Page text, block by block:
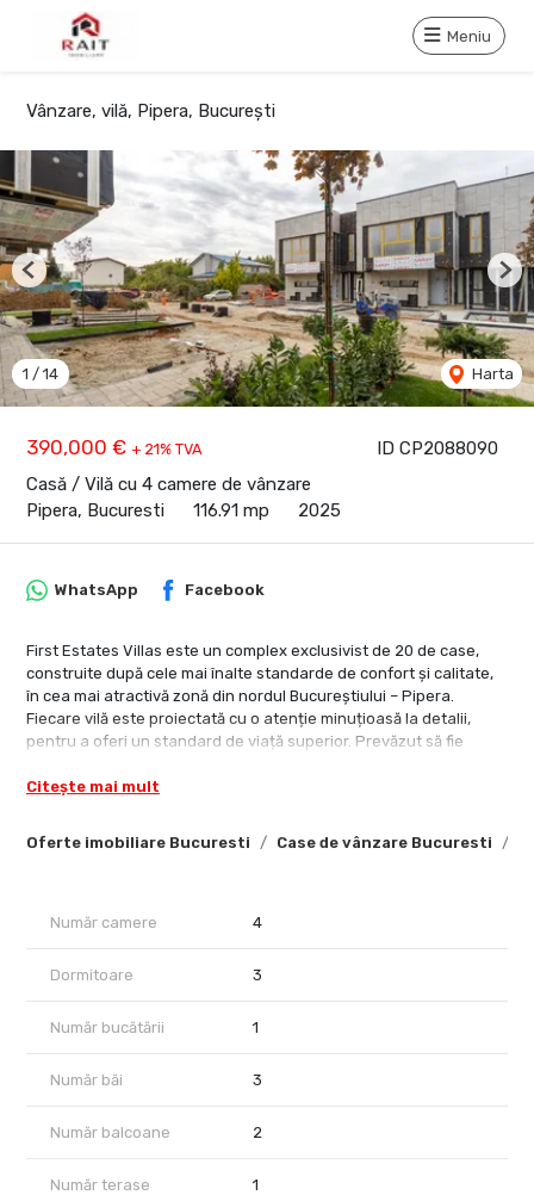
Meniu
Vânzare, vilă, Pipera, București
ID CP2088090
390,000 € + 21% TVA
Casă / Vilă cu 4 camere de vânzare
Pipera, Bucuresti
116.91 mp 2025
1 / 14 Harta
Previous
Oferte imobiliare Bucuresti Case de vânzare Bucuresti
WhatsApp Facebook
First Estates Villas este un complex exclusivist de 20 de case,
construite după cele mai înalte standarde de confort și calitate,
în cea mai atractivă zonă din nordul Bucureștiului – Pipera.
Fiecare vilă este proiectată cu o atenție minuțioasă la detalii,
pentru a oferi un standard de viață superior. Prevăzut să fie
oportunitate remarcabilă pentru cei care își doresc o locuință de
Locația asigură confortul și liniștea necesare unui spațiu
rezidențial select, dar și conexiuni rapide cu clădirile de birouri
și cafenele.
Citește mai mult
Număr camere 4
Dormitoare 3
Număr bucătării 1
Număr băi 3
Număr balcoane 2
Număr terase 1